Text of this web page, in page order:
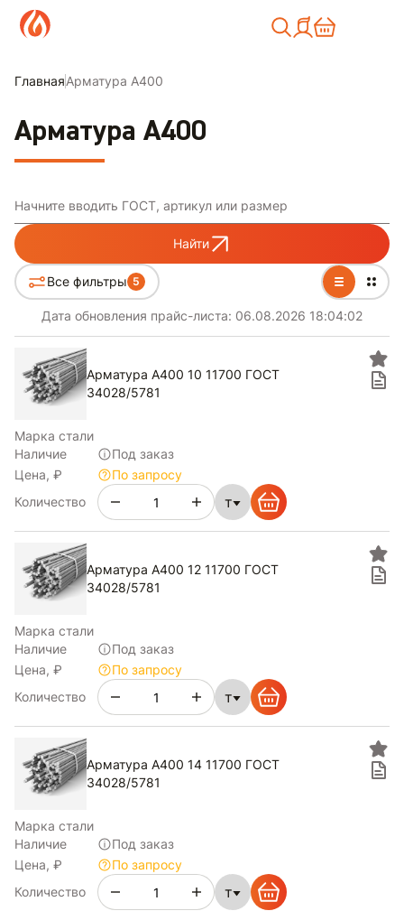
ГлавнаяАрматура А400
Арматура А400
Начните вводить ГОСТ, артикул или размер
Найти
Все фильтры 5
Дата обновления прайс-листа: 06.08.2026 18:04:02
Арматура А400 10 11700 ГОСТ
34028/5781
Марка стали
Наличие
Под заказ
Цена, ₽
По запросу
Количество
т
Арматура А400 12 11700 ГОСТ
34028/5781
Марка стали
Наличие
Под заказ
Цена, ₽
По запросу
Количество
т
Арматура А400 14 11700 ГОСТ
34028/5781
Марка стали
Наличие
Под заказ
Цена, ₽
По запросу
Количество
т